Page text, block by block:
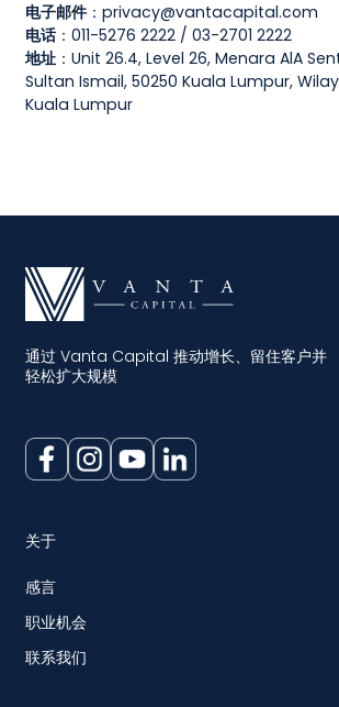
电子邮件 ：privacy@vantacapital.com
电话：011-5276 2222 / 03-2701 2222
地址：Unit 26.4, Level 26, Menara AlA
Sultan Ismail, 50250 Kuala Lumpur,
Kuala Lumpur
通过 Vanta Capital 推动增长、留住客户并
轻松扩大规模
关于
感言
职业机会
联系我们